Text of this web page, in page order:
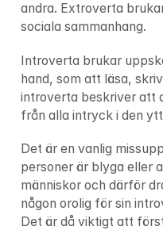
andra. Extroverta
sociala sammanhang.
Introverta brukar
hand, som att läsa,
introverta beskriver att
från alla intryck i den
Det är en vanlig
personer är blyga eller
människor och därför
någon orolig för sin
Det är då viktigt att